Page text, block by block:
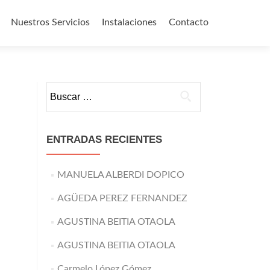
Nuestros Servicios Instalaciones Contacto
ENTRADAS RECIENTES
MANUELA ALBERDI DOPICO
AGÜEDA PEREZ FERNANDEZ
AGUSTINA BEITIA OTAOLA
AGUSTINA BEITIA OTAOLA